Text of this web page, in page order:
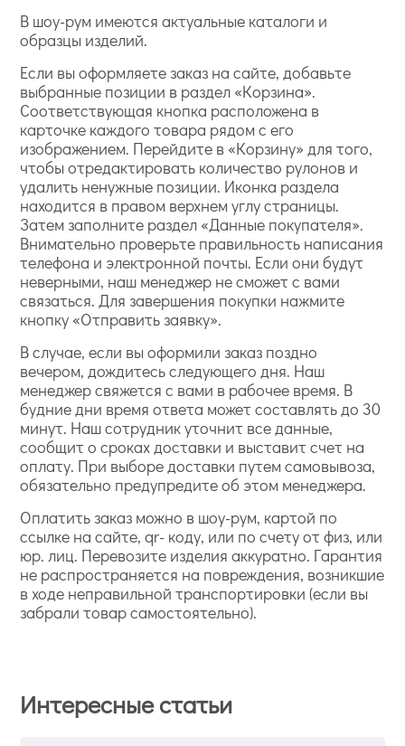
В шоу-рум имеются актуальные каталоги и
образцы изделий.
Если вы оформляете заказ на сайте, добавьте
выбранные позиции в раздел «Корзина».
Соответствующая кнопка расположена в
карточке каждого товара рядом с его
изображением. Перейдите в «Корзину» для того,
чтобы отредактировать количество рулонов и
удалить ненужные позиции. Иконка раздела
находится в правом верхнем углу страницы.
Затем заполните раздел «Данные покупателя».
Внимательно проверьте правильность написания
телефона и электронной почты. Если они будут
неверными, наш менеджер не сможет с вами
связаться. Для завершения покупки нажмите
кнопку «Отправить заявку».
В случае, если вы оформили заказ поздно
вечером, дождитесь следующего дня. Наш
менеджер свяжется с вами в рабочее время. В
будние дни время ответа может составлять до 30
минут. Наш сотрудник уточнит все данные,
сообщит о сроках доставки и выставит счет на
оплату. При выборе доставки путем самовывоза,
обязательно предупредите об этом менеджера.
Оплатить заказ можно в шоу-рум, картой по
ссылке на сайте, qr- коду, или по счету от физ, или
юр. лиц. Перевозите изделия аккуратно. Гарантия
не распространяется на повреждения, возникшие
в ходе неправильной транспортировки (если вы
забрали товар самостоятельно).
Интересные статьи